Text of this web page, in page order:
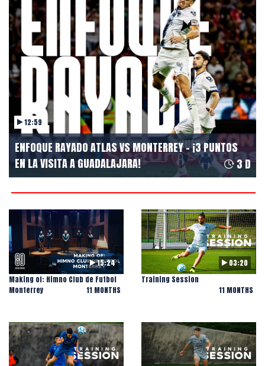
12:59
ENFOQUE RAYADO ATLAS VS MONTERREY - ¡3 PUNTOS
EN LA VISITA A GUADALAJARA!
3 D
15:24
Making of: Himno Club de Futbol
Monterrey
11 MONTHS
03:20
Training Session
11 MONTHS